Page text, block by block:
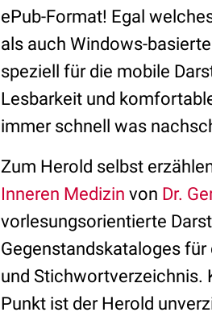
ePub-Format! Egal
als auch Windows-
speziell für die mobile
Lesbarkeit und
immer schnell was
Zum Herold selbst
Inneren Medizin von Dr.
vorlesungsorientierte
Gegenstandskataloges
und Stichwortverzeichnis.
Punkt ist der Herold